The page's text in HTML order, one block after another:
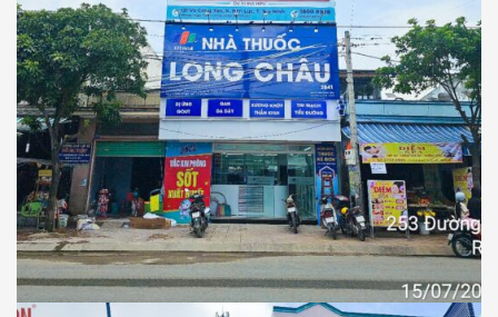
NHÀ THUỐC LONG CHÂU
Thiết Kế Thi Công Công Trình Nhà Thuốc